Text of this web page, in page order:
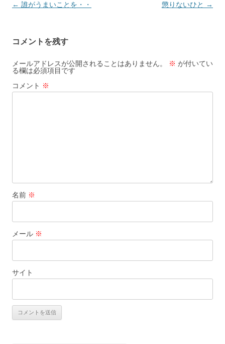
投
ビ
ゲ
ー
シ
← 誰がうまいことを・・ 懲りないひと →
コメントを残す
メールアドレスが公開されることはありません。 ※ が付いてい
る欄は必須項目です
コメント ※
名前 ※
メール ※
サイト